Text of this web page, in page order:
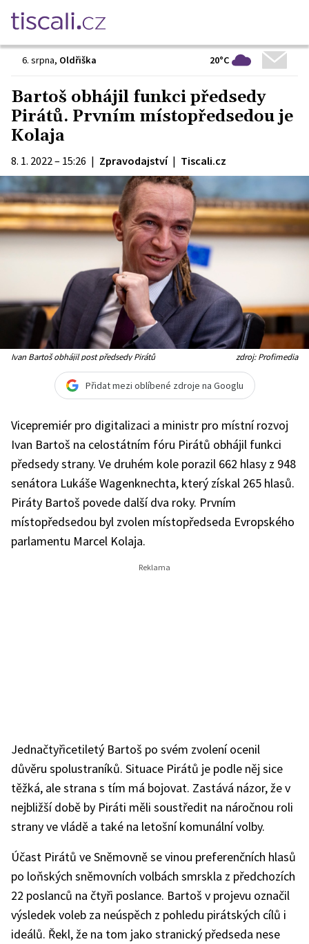
6. srpna, Oldřiška 20°C
Bartoš obhájil funkci předsedy
Pirátů. Prvním místopředsedou je
Kolaja
8. 1. 2022 – 15:26 | Zpravodajství | Tiscali.cz
Ivan Bartoš obhájil post předsedy Pirátů zdroj: Profimedia
Přidat mezi oblíbené zdroje na Googlu
Vicepremiér pro digitalizaci a ministr pro místní rozvoj
Ivan Bartoš na celostátním fóru Pirátů obhájil funkci
předsedy strany. Ve druhém kole porazil 662 hlasy z 948
senátora Lukáše Wagenknechta, který získal 265 hlasů.
Piráty Bartoš povede další dva roky. Prvním
místopředsedou byl zvolen místopředseda Evropského
parlamentu Marcel Kolaja.
Jednačtyřicetiletý Bartoš po svém zvolení ocenil
důvěru spolustraníků. Situace Pirátů je podle něj sice
těžká, ale strana s tím má bojovat. Zastává názor, že v
nejbližší době by Piráti měli soustředit na náročnou roli
strany ve vládě a také na letošní komunální volby.
Účast Pirátů ve Sněmovně se vinou preferenčních hlasů
po loňských sněmovních volbách smrskla z předchozích
22 poslanců na čtyři poslance. Bartoš v projevu označil
výsledek voleb za neúspěch z pohledu pirátských cílů i
ideálů. Řekl, že na tom jako stranický předseda nese